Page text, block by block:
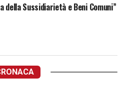
della Sussidiarietà e Beni Comuni”